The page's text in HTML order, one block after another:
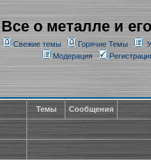
Все о металле и
Свежие темы Горячие Темы
Модерация
Темы Сообщения